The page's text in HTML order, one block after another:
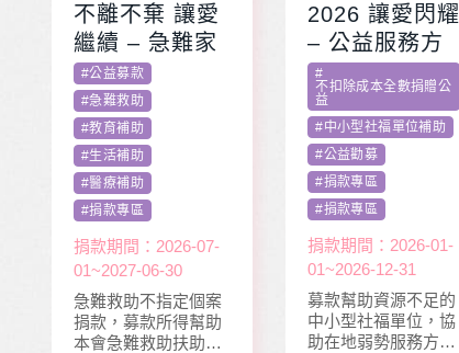
不離不棄 讓愛
繼續 – 急難家
庭扶助專案
#公益募款
#急難救助
#教育補助
#生活補助
#醫療補助
#捐款專區
捐款期間：2026-07-
01~2027-06-30
急難救助不指定個案
捐款，募款所得幫助
本會急難救助扶助之
2026 讓愛閃耀
– 公益服務方
案補助專案 勸
募活動指定捐
款
#
不扣除成本全數捐贈公
益
#中小型社福單位補助
#公益勸募
#捐款專區
#捐款專區
捐款期間：2026-01-
01~2026-12-31
募款幫助資源不足的
中小型社福單位，協
助在地弱勢服務方案